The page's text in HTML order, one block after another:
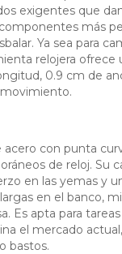
exigentes que
más
Ya sea para
relojera
0.9 cm de
acero con punta
de reloj. Su
en las yemas y
en el banco,
Es apta para
el mercado
bastos.